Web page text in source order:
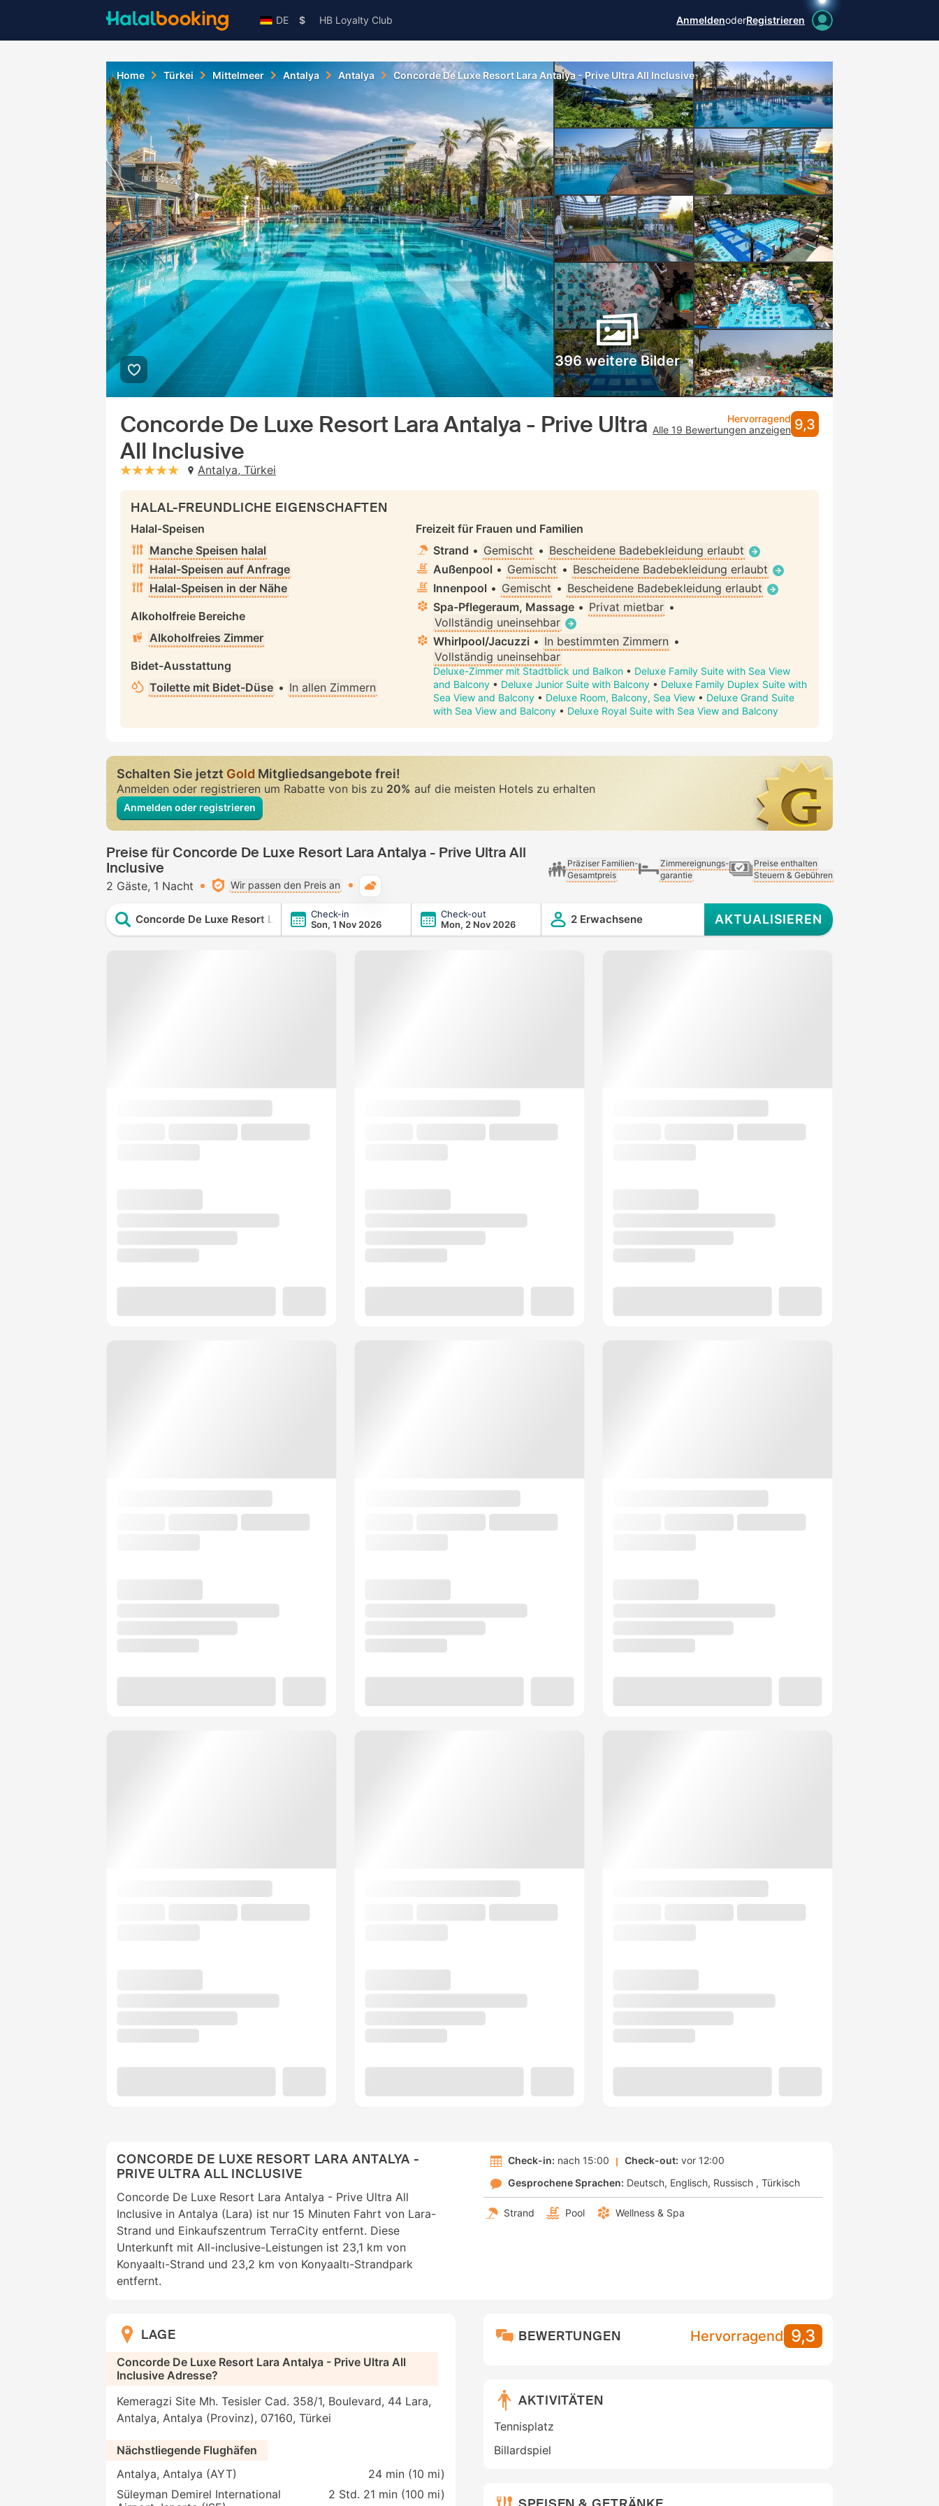
DE $ HB Loyalty Club AnmeldenoderRegistrieren
Home Türkei Mittelmeer Antalya Antalya Concorde De Luxe Resort Lara Antalya - Prive Ultra All Inclusive
396 weitere Bilder
Concorde De Luxe Resort Lara Antalya - Prive Ultra
All Inclusive
stars: 5
Antalya, Türkei
Hervorragend
Alle 19 Bewertungen anzeigen 9,3
HALAL-FREUNDLICHE EIGENSCHAFTEN
Halal-Speisen
Manche Speisen halal
Halal-Speisen auf Anfrage
Halal-Speisen in der Nähe
Alkoholfreie Bereiche
Alkoholfreies Zimmer
Bidet-Ausstattung
Toilette mit Bidet-Düse • In allen Zimmern
Freizeit für Frauen und Familien
Strand • Gemischt • Bescheidene Badebekleidung erlaubt
Außenpool • Gemischt • Bescheidene Badebekleidung erlaubt
Innenpool • Gemischt • Bescheidene Badebekleidung erlaubt
Spa-Pflegeraum, Massage • Privat mietbar •
Vollständig uneinsehbar
Whirlpool/Jacuzzi • In bestimmten Zimmern •
Vollständig uneinsehbar
Deluxe-Zimmer mit Stadtblick und Balkon • Deluxe Family Suite with Sea View
and Balcony • Deluxe Junior Suite with Balcony • Deluxe Family Duplex Suite with
Sea View and Balcony • Deluxe Room, Balcony, Sea View • Deluxe Grand Suite
with Sea View and Balcony • Deluxe Royal Suite with Sea View and Balcony
Schalten Sie jetztGoldMitgliedsangebote frei!
Anmelden oder registrieren um Rabatte von bis zu 20%auf die meisten Hotels zu erhalten
Anmelden oder registrieren
Preise für Concorde De Luxe Resort Lara Antalya - Prive Ultra All
Inclusive
2 Gäste 1 Nacht Wir passen den Preis an
Präziser Familien-
Gesamtpreis
Zimmereignungs-
garantie
Preise enthalten
Steuern & Gebühren
Concorde De Luxe Resort Lara Antalya - Prive Ultra All Inclusive
Check-in
Son, 1 Nov 2026
Check-out
Mon, 2 Nov 2026
2 Erwachsene AKTUALISIEREN
CONCORDE DE LUXE RESORT LARA ANTALYA -
PRIVE ULTRA ALL INCLUSIVE
Concorde De Luxe Resort Lara Antalya - Prive Ultra All
Inclusive in Antalya (Lara) ist nur 15 Minuten Fahrt von Lara-
Strand und Einkaufszentrum TerraCity entfernt. Diese
Unterkunft mit All-inclusive-Leistungen ist 23,1 km von
Konyaaltı-Strand und 23,2 km von Konyaaltı-Strandpark
entfernt.
Check-in: nach 15:00 Check-out: vor 12:00
Gesprochene Sprachen: Deutsch Englisch Russisch Türkisch
Strand Pool Wellness & Spa
LAGE
Concorde De Luxe Resort Lara Antalya - Prive Ultra All
Inclusive Adresse?
Kemeragzi Site Mh. Tesisler Cad. 358/1, Boulevard, 44 Lara,
Antalya, Antalya (Provinz), 07160, Türkei
Nächstliegende Flughäfen
Antalya, Antalya (AYT)
24 min (10 mi)
Süleyman Demirel International
2 Std. 21 min (100 mi)
BEWERTUNGEN Hervorragend 9,3
AKTIVITÄTEN
Tennisplatz
Billardspiel